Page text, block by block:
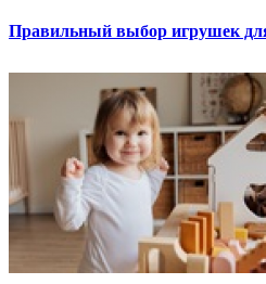
Правильный выбор игрушек